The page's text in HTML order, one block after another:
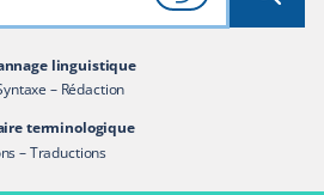
linguistique
– Rédaction
terminologique
– Traductions
terminologique